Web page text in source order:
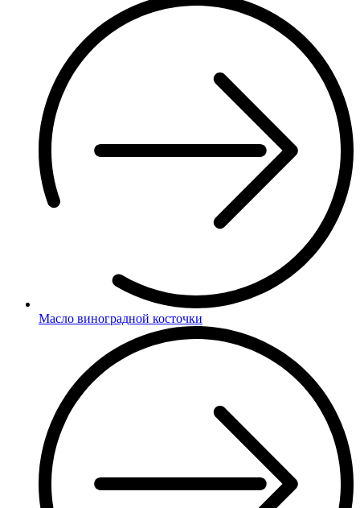
Масло виноградной косточки